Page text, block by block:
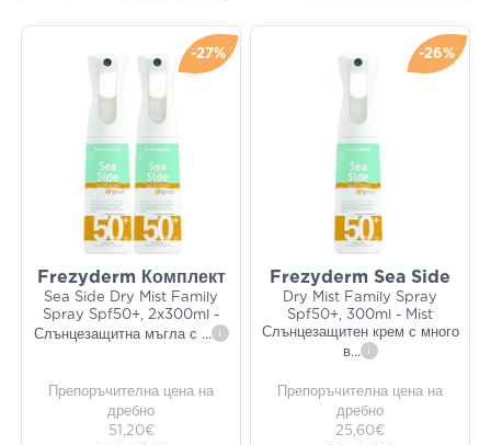
-27%
Frezyderm Комплект
Sea Side Dry Mist Family
Spray Spf50+, 2x300ml -
Слънцезащитна мъгла с ... i
Препоръчителна цена на
дребно
51,20€
-26%
Frezyderm Sea Side
Dry Mist Family Spray
Spf50+, 300ml - Mist
Слънцезащитен крем с много
в... i
Препоръчителна цена на
дребно
25,60€